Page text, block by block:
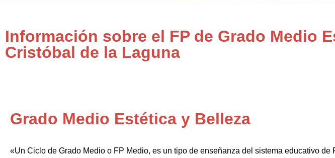
Información sobre el FP de Grado Medio
Cristóbal de la Laguna
Grado Medio Estética y Belleza
«Un Ciclo de Grado Medio o FP Medio, es un tipo de enseñanza del sistema educativo